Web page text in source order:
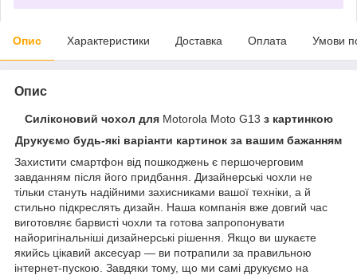
Опис Характеристики Доставка Оплата Умови
Опис
Силіконовий чохол для Motorola Moto G13 з картинкою
Друкуємо будь-які варіанти картинок за вашим бажанням
Захистити смартфон від пошкоджень є першочерговим
завданням після його придбання. Дизайнерські чохли не
тільки стануть надійними захисниками вашої техніки, а й
стильно підкреслять дизайн. Наша компанія вже довгий час
виготовляє барвисті чохли та готова запропонувати
найоригінальніші дизайнерські рішення. Якщо ви шукаєте
якийсь цікавий аксесуар — ви потрапили за правильною
інтернет-пускою. Завдяки тому, що ми самі друкуємо на